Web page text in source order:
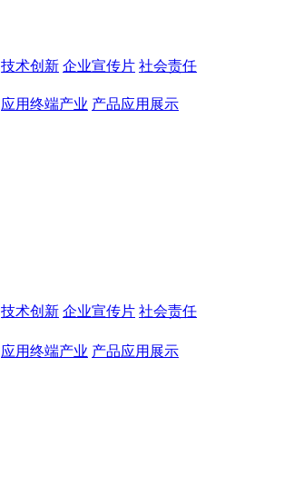
技术创新 企业宣传片 社会责任
应用终端产业 产品应用展示
技术创新 企业宣传片 社会责任
应用终端产业 产品应用展示